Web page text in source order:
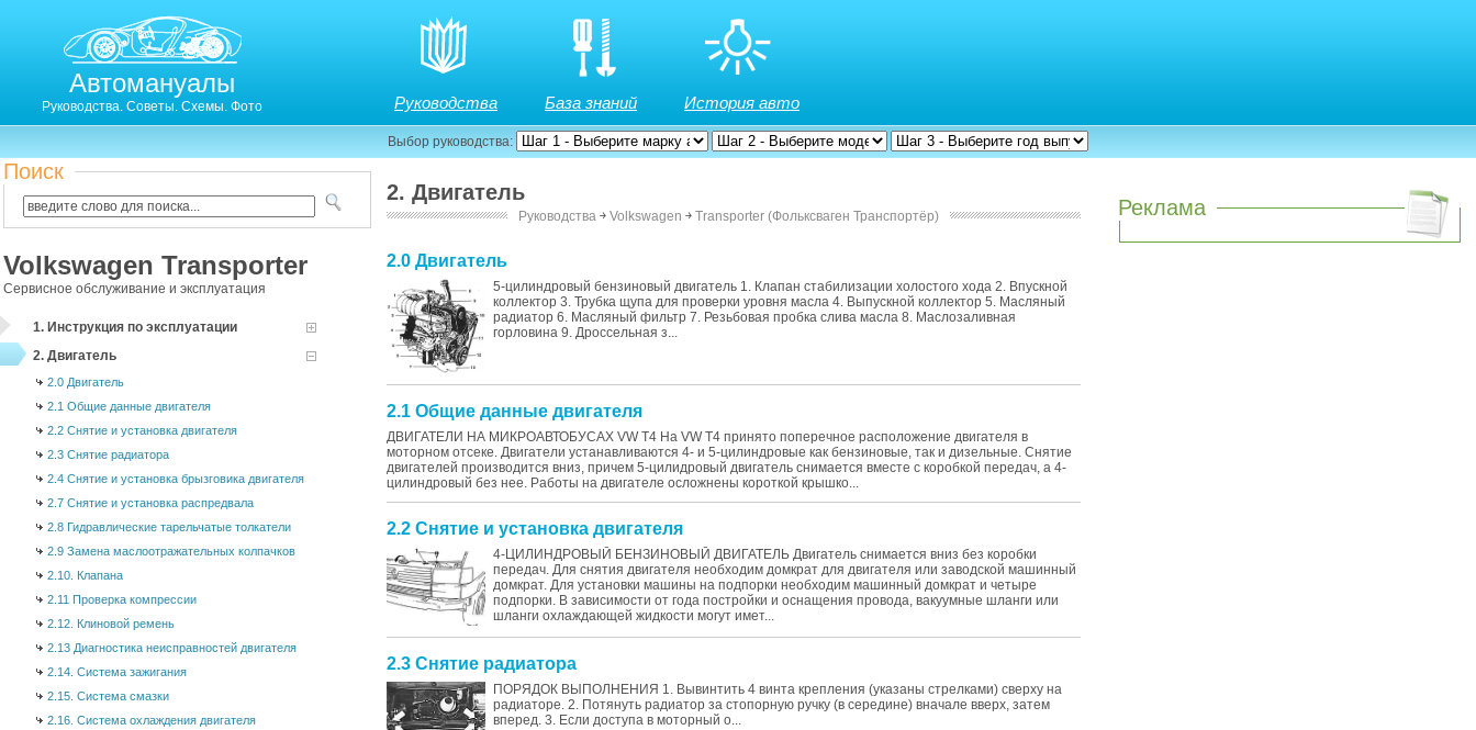
Автомануалы
Руководства. Советы. Схемы. Фото Руководства База знаний История авто
Выбор руководства:
Поиск
Volkswagen Transporter
Сервисное обслуживание и эксплуатация
1. Инструкция по эксплуатации
2. Двигатель
2.0 Двигатель
2.1 Общие данные двигателя
2.2 Снятие и установка двигателя
2.3 Снятие радиатора
2.4 Снятие и установка брызговика двигателя
2.7 Снятие и установка распредвала
2.8 Гидравлические тарельчатые толкатели
2.9 Замена маслоотражательных колпачков
2.10. Клапана
2.11 Проверка компрессии
2.12. Клиновой ремень
2.13 Диагностика неисправностей двигателя
2.14. Система зажигания
2.15. Система смазки
2.16. Система охлаждения двигателя
2. Двигатель
Руководства ￫ Volkswagen ￫ Transporter (Фольксваген Транспортёр)
2.0 Двигатель
5-цилиндровый бензиновый двигатель 1. Клапан стабилизации холостого хода 2. Впускной
коллектор 3. Трубка щупа для проверки уровня масла 4. Выпускной коллектор 5. Масляный
радиатор 6. Масляный фильтр 7. Резьбовая пробка слива масла 8. Маслозаливная
горловина 9. Дроссельная з...
2.1 Общие данные двигателя
ДВИГАТЕЛИ НА МИКРОАВТОБУСАХ VW T4 На VW T4 принято поперечное расположение двигателя в
моторном отсеке. Двигатели устанавливаются 4- и 5-цилиндровые как бензиновые, так и дизельные. Снятие
двигателей производится вниз, причем 5-цилидровый двигатель снимается вместе с коробкой передач, а 4-
цилиндровый без нее. Работы на двигателе осложнены короткой крышко...
2.2 Снятие и установка двигателя
4-ЦИЛИНДРОВЫЙ БЕНЗИНОВЫЙ ДВИГАТЕЛЬ Двигатель снимается вниз без коробки
передач. Для снятия двигателя необходим домкрат для двигателя или заводской машинный
домкрат. Для установки машины на подпорки необходим машинный домкрат и четыре
подпорки. В зависимости от года постройки и оснащения провода, вакуумные шланги или
шланги охлаждающей жидкости могут имет...
2.3 Снятие радиатора
ПОРЯДОК ВЫПОЛНЕНИЯ 1. Вывинтить 4 винта крепления (указаны стрелками) сверху на
радиаторе. 2. Потянуть радиатор за стопорную ручку (в середине) вначале вверх, затем
вперед. 3. Если доступа в моторный о...
Реклама